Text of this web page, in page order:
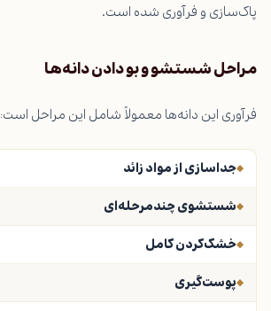
پاک‌سازی و فرآوری شده است.
مراحل شستشو و بو دادن دانه‌ها
فرآوری این دانه‌ها معمولاً شامل این مراحل است:
جداسازی از مواد زائد
شستشوی چندمرحله‌ای
خشک‌کردن کامل
پوست‌گیری